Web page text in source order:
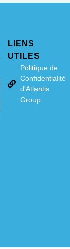
LIENS
UTILES
Politique de
Confidentialité
d'Atlantis
Group